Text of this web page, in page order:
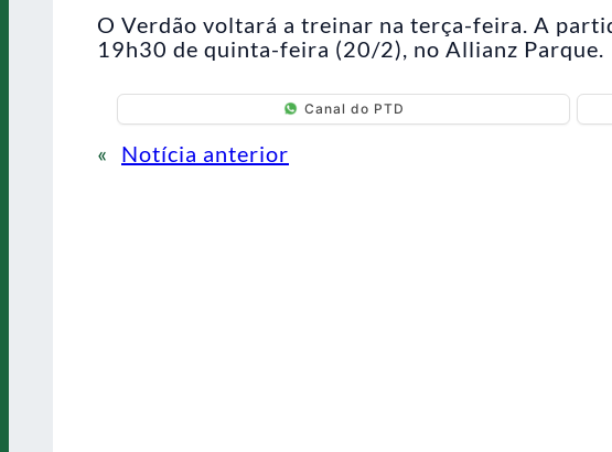
O Verdão voltará a treinar na terça-feira. A
19h30 de quinta-feira (20/2), no Allianz Parque.
Canal do PTD
« Notícia anterior